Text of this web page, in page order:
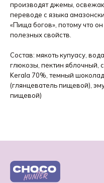
производят джемы,
переводе с языка
«Пища богов», потому что
полезных свойств.
Состав: мякоть купуасу,
глюкозы, пектин яблочный,
Kerala 70%, темный
(глянцеватель пищевой),
пищевой)